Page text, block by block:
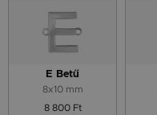
E Betű
8x10 mm
8 800 Ft